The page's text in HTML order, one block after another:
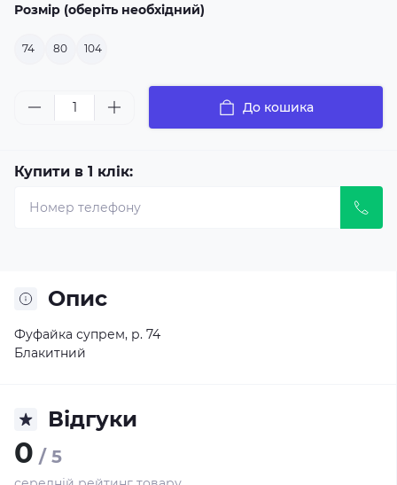
Розмір (оберіть необхідний)
74 80 104
До кошика
Купити в 1 клік:
Опис
Фуфайка супрем, р. 74
Блакитний
Відгуки
0 / 5